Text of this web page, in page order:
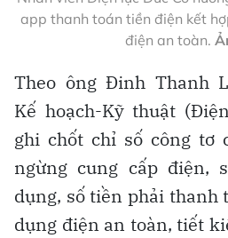
app thanh toán tiền điện kết
điện an toàn.
Theo ông Đinh Thanh
Kế hoạch-Kỹ thuật
ghi chốt chỉ số công tơ
ngừng cung cấp điện,
dụng, số tiền phải thanh
dụng điện an toàn, tiết